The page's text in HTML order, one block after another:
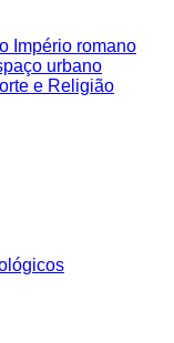
Império romano
urbano
e Religião